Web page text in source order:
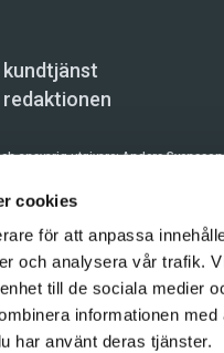
cookies
för att anpassa
och analysera vår trafik.
till de sociala medier
informationen
har använt deras tjänster.
ansvarig utgivare:Anders Svensson
Skeppsbron 34, 111 30 Stockholm,
prenumeration: 08-121 062 34
automatiska tjänster och
på denna webbplats är